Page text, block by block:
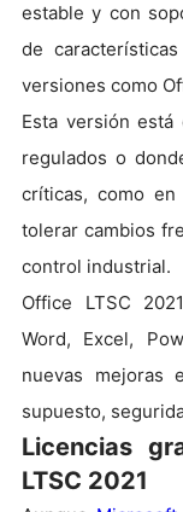
estable y con
de
versiones como
Esta versión está
regulados o
críticas, como
tolerar cambios
control industrial.
Office LTSC
Word, Excel,
nuevas mejoras
supuesto,
Licencias
LTSC 2021